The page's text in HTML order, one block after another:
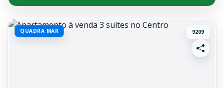
QUADRA MAR 9209